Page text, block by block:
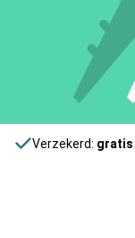
Verzekerd: gratis